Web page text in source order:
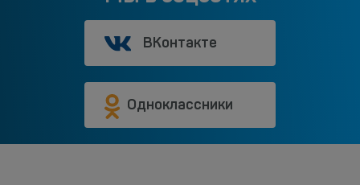
ВКонтакте
Одноклассники